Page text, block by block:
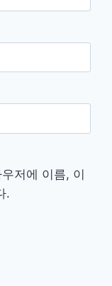
저에 이름, 이
.